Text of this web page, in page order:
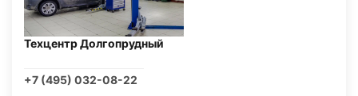
Техцентр Долгопрудный
+7 (495) 032-08-22